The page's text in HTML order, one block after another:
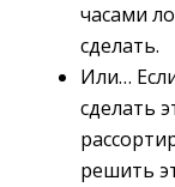
часами
сделать.
Или…
сделать
решить